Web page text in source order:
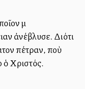
μὲ
ἀνέβλυσε. Διότι
πέτραν, ποὺ
ὁ Χριστός.